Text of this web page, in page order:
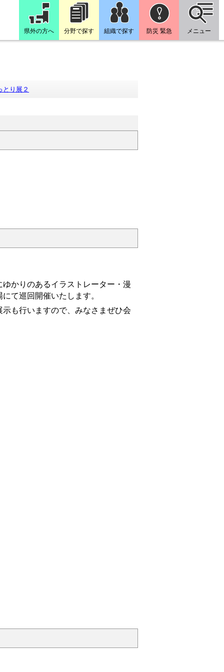
県外の方へ 分野で探す 組織で探す 防災 緊急 メニュー
とり展２
かりのあるイラストレーター・漫
て巡回開催いたします。
も行いますので、みなさま ぜひ会